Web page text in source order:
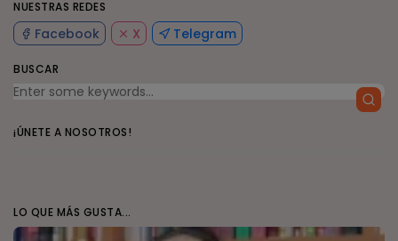
NUESTRAS REDES
Facebook X Telegram
BUSCAR
¡ÚNETE A NOSOTROS!
LO QUE MÁS GUSTA...